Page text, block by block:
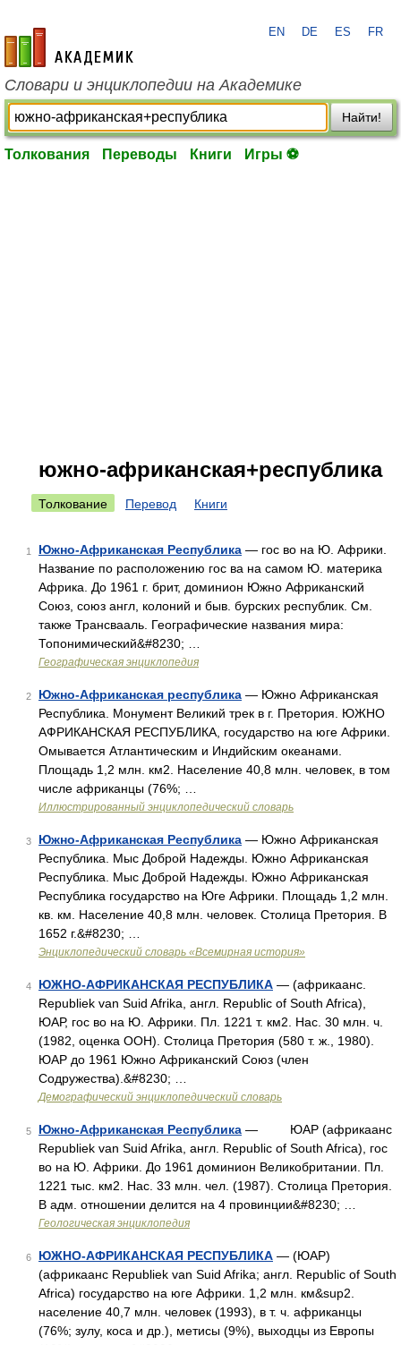
academic.ru
EN DE ES FR
Словари и энциклопедии на Академике
Найти!
Толкования Переводы Книги Игры ⚽
южно-африканская+республика
Толкование Перевод Книги
1 Южно-Африканская Республика — гос во на Ю. Африки.
Название по расположению гос ва на самом Ю. материка
Африка. До 1961 г. брит, доминион Южно Африканский
Союз, союз англ, колоний и быв. бурских республик. См.
также Трансвааль. Географические названия мира:
Топонимический&#8230; …
Географическая энциклопедия
2 Южно-Африканская республика — Южно Африканская
Республика. Монумент Великий трек в г. Претория. ЮЖНО
АФРИКАНСКАЯ РЕСПУБЛИКА, государство на юге Африки.
Омывается Атлантическим и Индийским океанами.
Площадь 1,2 млн. км2. Население 40,8 млн. человек, в том
числе африканцы (76%; …
Иллюстрированный энциклопедический словарь
3 Южно-Африканская Республика — Южно Африканская
Республика. Мыс Доброй Надежды. Южно Африканская
Республика. Мыс Доброй Надежды. Южно Африканская
Республика государство на Юге Африки. Площадь 1,2 млн.
кв. км. Население 40,8 млн. человек. Столица Претория. В
1652 г.&#8230; …
Энциклопедический словарь «Всемирная история»
4 ЮЖНО-АФРИКАНСКАЯ РЕСПУБЛИКА — (африкаанс.
Republiek van Suid Afrika, англ. Republic of South Africa),
ЮАР, гос во на Ю. Африки. Пл. 1221 т. км2. Нас. 30 млн. ч.
(1982, оценка ООН). Столица Претория (580 т. ж., 1980).
ЮАР до 1961 Южно Африканский Союз (член
Содружества).&#8230; …
Демографический энциклопедический словарь
5 Южно-Африканская Республика — ЮАP (африкаанс
Republiek van Suid Afrika, англ. Republic of South Africa), гос
во на Ю. Aфрики. Дo 1961 доминион Bеликобритании. Пл.
1221 тыс. км2. Hac. 33 млн. чел. (1987). Cтолица Претория.
B адм. отношении делится на 4 провинции&#8230; …
Геологическая энциклопедия
6 ЮЖНО-АФРИКАНСКАЯ РЕСПУБЛИКА — (ЮАР)
(африкаанс Republiek van Suid Afrika; англ. Republic of South
Africa) государство на юге Африки. 1,2 млн. км&sup2.
население 40,7 млн. человек (1993), в т. ч. африканцы
(76%; зулу, коса и др.), метисы (9%), выходцы из Европы